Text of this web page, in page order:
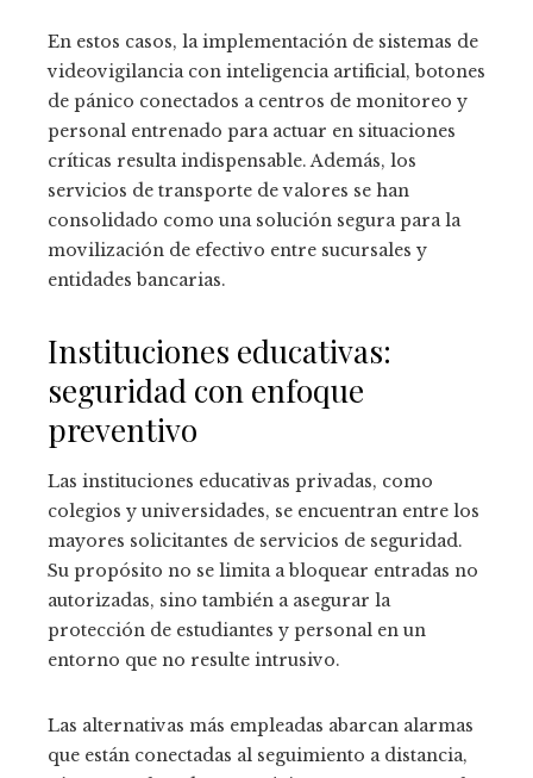
En estos casos, la implementación de sistemas de
videovigilancia con inteligencia artificial, botones
de pánico conectados a centros de monitoreo y
personal entrenado para actuar en situaciones
críticas resulta indispensable. Además, los
servicios de transporte de valores se han
consolidado como una solución segura para la
movilización de efectivo entre sucursales y
entidades bancarias.
Instituciones educativas:
seguridad con enfoque
preventivo
Las instituciones educativas privadas, como
colegios y universidades, se encuentran entre los
mayores solicitantes de servicios de seguridad.
Su propósito no se limita a bloquear entradas no
autorizadas, sino también a asegurar la
protección de estudiantes y personal en un
entorno que no resulte intrusivo.
Las alternativas más empleadas abarcan alarmas
que están conectadas al seguimiento a distancia,